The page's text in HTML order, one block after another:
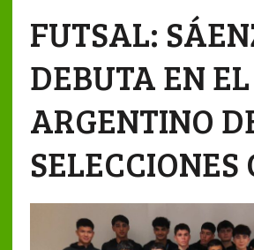
FUTSAL:
DEBUTA EN EL
ARGENTINO
SELECCIONES